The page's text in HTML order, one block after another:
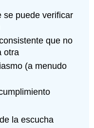
se puede verificar
que no
otra
(a menudo
la escucha